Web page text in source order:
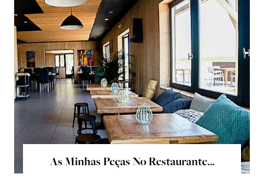
As Minhas Peças No Restaurante...